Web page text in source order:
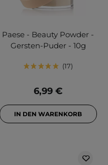
Paese - Beauty Powder -
Gersten-Puder - 10g
17
6,99 €
IN DEN WARENKORB